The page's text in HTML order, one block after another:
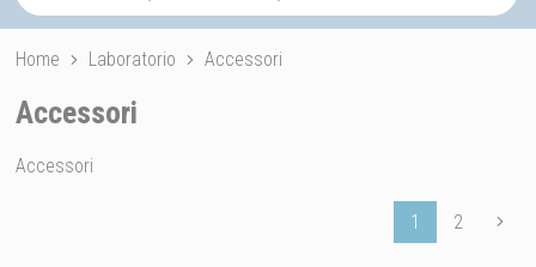
Home Laboratorio Accessori
Accessori
Accessori
1 2